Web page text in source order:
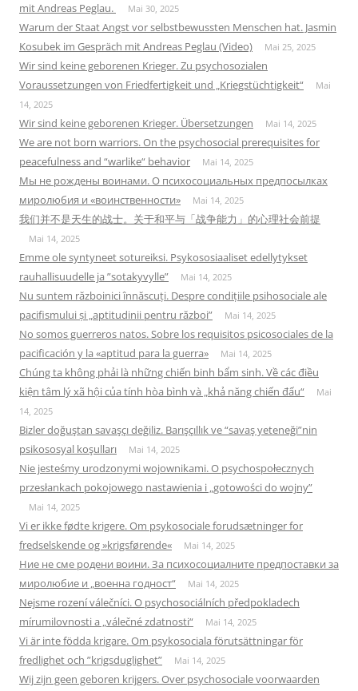
mit Andreas Peglau.
Mai 30, 2025
Warum der Staat Angst vor selbstbewussten Menschen hat. Jasmin
Kosubek im Gespräch mit Andreas Peglau (Video)
Mai 25, 2025
Wir sind keine geborenen Krieger. Zu psychosozialen
Voraussetzungen von Friedfertigkeit und „Kriegstüchtigkeit“
Mai
14, 2025
Wir sind keine geborenen Krieger. Übersetzungen Mai 14, 2025
We are not born warriors. On the psychosocial prerequisites for
peacefulness and “warlike“ behavior
Mai 14, 2025
Мы не рождены воинами. О психосоциальных предпосылках
миролюбия и «воинственности»
Mai 14, 2025
我们并不是天生的战士。关于和平与「战争能力」的心理社会前提
Mai 14, 2025
Emme ole syntyneet sotureiksi. Psykososiaaliset edellytykset
rauhallisuudelle ja ”sotakyvylle”
Mai 14, 2025
Nu suntem războinici înnăscuți. Despre condițiile psihosociale ale
pacifismului și „aptitudinii pentru război”
Mai 14, 2025
No somos guerreros natos. Sobre los requisitos psicosociales de la
pacificación y la «aptitud para la guerra»
Mai 14, 2025
Chúng ta không phải là những chiến binh bẩm sinh. Về các điều
kiện tâm lý xã hội của tính hòa bình và „khả năng chiến đấu“
Mai
14, 2025
Bizler doğuştan savaşçı değiliz. Barışçıllık ve “savaş yeteneği”nin
psikososyal koşulları
Mai 14, 2025
Nie jesteśmy urodzonymi wojownikami. O psychospołecznych
przesłankach pokojowego nastawienia i „gotowości do wojny”
Mai 14, 2025
Vi er ikke fødte krigere. Om psykosociale forudsætninger for
fredselskende og »krigsførende«
Mai 14, 2025
Ние не сме родени воини. За психосоциалните предпоставки за
миролюбие и „военна годност“
Mai 14, 2025
Nejsme rození válečníci. O psychosociálních předpokladech
mírumilovnosti a „válečné zdatnosti“
Mai 14, 2025
Vi är inte födda krigare. Om psykosociala förutsättningar för
fredlighet och ”krigsduglighet”
Mai 14, 2025
Wij zijn geen geboren krijgers. Over psychosociale voorwaarden